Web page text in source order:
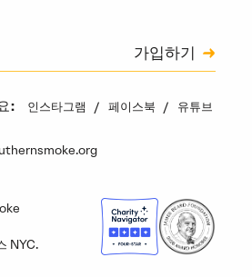
가입하기
: 인스타그램 페이스북
유튜브
NYC.